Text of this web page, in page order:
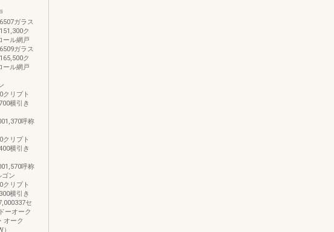
ガラス
ク
ール網戸
ガラス
ク
ール網戸
クリプト
横引き
呼称
クリプト
横引き
呼称
ン
クリプト
横引き
セ
ーオーク
オーク